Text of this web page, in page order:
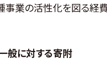
事業の活性化を図る経
般に対する寄附